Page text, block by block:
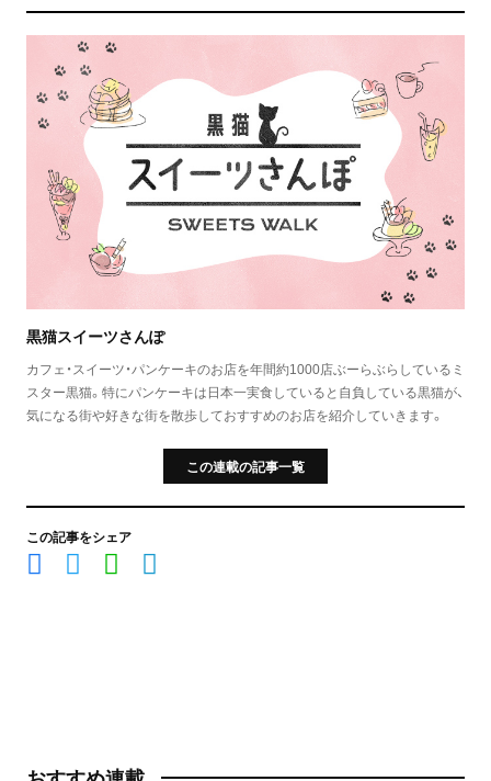
黒猫スイーツさんぽ
カフェ・スイーツ・パンケーキのお店を年間約1000店ぶーらぶらしているミ
スター黒猫。特にパンケーキは日本一実食していると自負している黒猫が、
気になる街や好きな街を散歩しておすすめのお店を紹介していきます。
この連載の記事一覧
この記事をシェア